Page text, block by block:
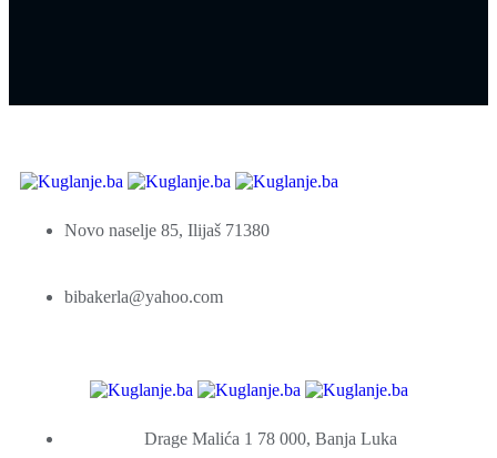
Novo naselje 85, Ilijaš 71380
bibakerla@yahoo.com
Drage Malića 1 78 000, Banja Luka